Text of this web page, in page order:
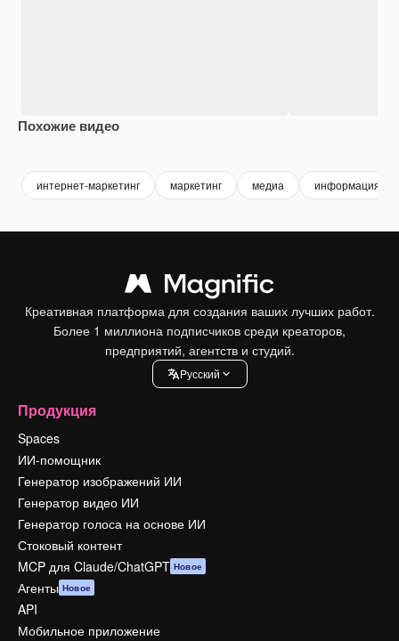
Похожие видео
интернет-маркетинг маркетинг медиа информация
Креативная платформа для создания ваших лучших работ.
Более 1 миллиона подписчиков среди креаторов,
предприятий, агентств и студий.
Pусский
Продукция
Spaces
ИИ-помощник
Генератор изображений ИИ
Генератор видео ИИ
Генератор голоса на основе ИИ
Стоковый контент
MCP для Claude/ChatGPT Новое
Агенты Новое
API
Мобильное приложение